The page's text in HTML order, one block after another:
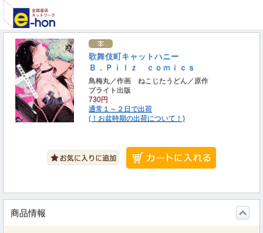
歌舞伎町キャットハニー
Ｂ．Ｐｉｌｚ ｃｏｍｉｃｓ
鳥梅丸／作画 ねこじたうどん／原作
ブライト出版
730円
通常１～２日で出荷
(！お盆時期の出荷について！)
商品情報